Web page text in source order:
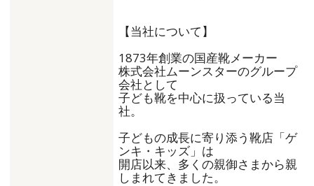
【当社について】
1873年創業の国産靴メーカー
株式会社ムーンスターのグループ
会社として
子ども靴を中心に扱っている当
社。
子どもの成長に寄り添う靴店「ゲ
ンキ・キッズ」は
開店以来、多くの親御さまから親
しまれてきました。